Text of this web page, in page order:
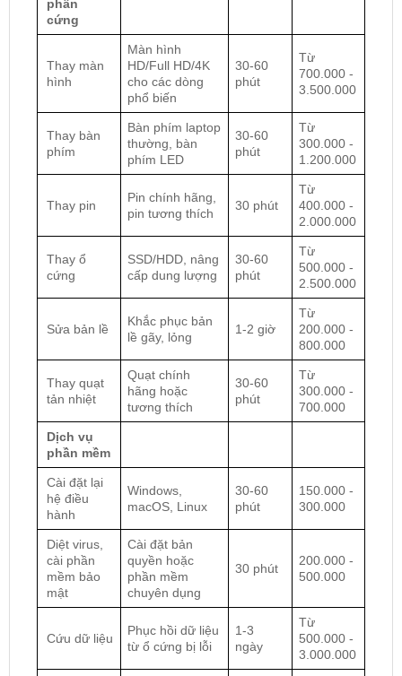
phần
cứng
Thay màn
hình
Màn hình
HD/Full HD/4K
cho các dòng
phổ biến
30-60
phút
Từ
700.000 -
3.500.000
Thay bàn
phím
Bàn phím laptop
thường, bàn
phím LED
30-60
phút
Từ
300.000 -
1.200.000
Thay pin
Pin chính hãng,
pin tương thích
30 phút
Từ
400.000 -
2.000.000
Thay ổ
cứng
SSD/HDD, nâng
cấp dung lượng
30-60
phút
Từ
500.000 -
2.500.000
Sửa bản lề
Khắc phục bản
lề gãy, lỏng
1-2 giờ
Từ
200.000 -
800.000
Thay quạt
tản nhiệt
Quạt chính
hãng hoặc
tương thích
30-60
phút
Từ
300.000 -
700.000
Dịch vụ
phần mềm
Cài đặt lại
hệ điều
hành
Windows,
macOS, Linux
30-60
phút
150.000 -
300.000
Diệt virus,
cài phần
mềm bảo
mật
Cài đặt bản
quyền hoặc
phần mềm
chuyên dụng
30 phút
200.000 -
500.000
Cứu dữ liệu
Phục hồi dữ liệu
từ ổ cứng bị lỗi
1-3
ngày
Từ
500.000 -
3.000.000